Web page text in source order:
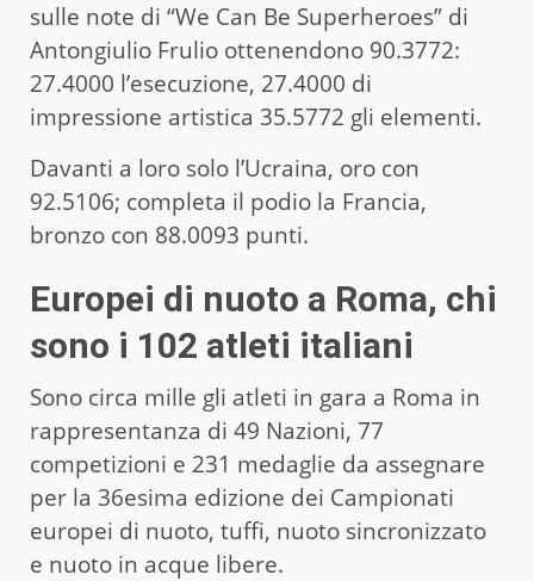
sulle note di “We Can Be Superheroes” di
Antongiulio Frulio ottenendono 90.3772:
27.4000 l’esecuzione, 27.4000 di
impressione artistica 35.5772 gli elementi.
Davanti a loro solo l’Ucraina, oro con
92.5106; completa il podio la Francia,
bronzo con 88.0093 punti.
Europei di nuoto a Roma, chi
sono i 102 atleti italiani
Sono circa mille gli atleti in gara a Roma in
rappresentanza di 49 Nazioni, 77
competizioni e 231 medaglie da assegnare
per la 36esima edizione dei Campionati
europei di nuoto, tuffi, nuoto sincronizzato
e nuoto in acque libere.